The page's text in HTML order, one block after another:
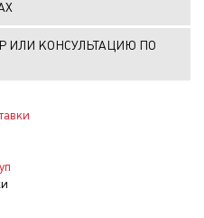
ИЛИ КОНСУЛЬТАЦИЮ ПО